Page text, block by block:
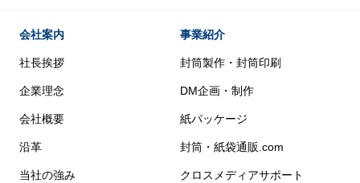
会社案内
社長挨拶
企業理念
会社概要
沿革
当社の強み
事業紹介
封筒製作・封筒印刷
DM企画・制作
紙パッケージ
封筒・紙袋通販.com
クロスメディアサポート